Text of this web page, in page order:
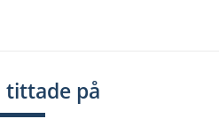
tittade på